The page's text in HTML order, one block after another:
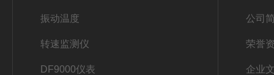
振动温度
转速监测仪
DF9000仪表
公司
荣誉
企业